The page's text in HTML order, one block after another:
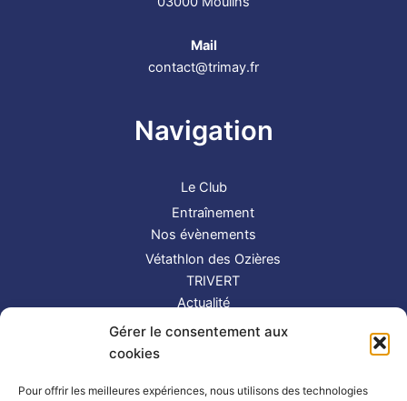
Gérer le consentement aux
cookies
Pour offrir les meilleures expériences, nous utilisons des technologies
Mail
contact@trimay.fr
Navigation
Le Club
Entraînement
Nos évènements
Vétathlon des Ozières
TRIVERT
Actualité
Contact
Suivez-nous !